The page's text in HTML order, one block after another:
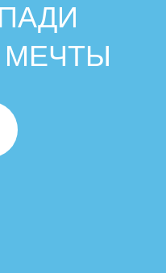
МЕЧТЫ